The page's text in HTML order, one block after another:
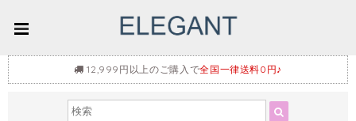
12,999円以上のご購入で全国一律送料0円♪